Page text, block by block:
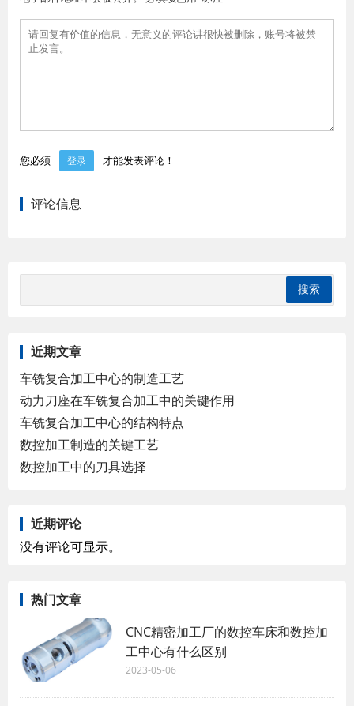
您必须 登录 才能发表评论！
评论信息
近期文章
车铣复合加工中心的制造工艺
动力刀座在车铣复合加工中的关键作用
车铣复合加工中心的结构特点
数控加工制造的关键工艺
数控加工中的刀具选择
近期评论
没有评论可显示。
热门文章
CNC精密加工厂的数控车床和数控加
工中心有什么区别
2023-05-06